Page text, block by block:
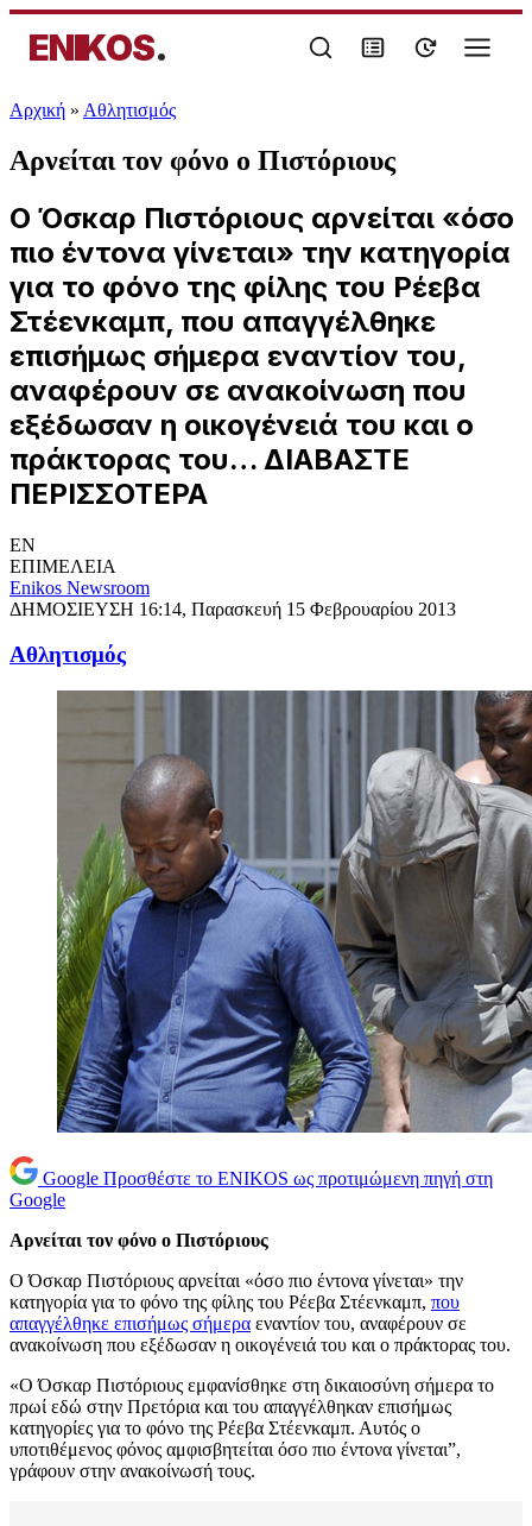
ENIKOS.
Αρχική » Αθλητισμός
Αρνείται τον φόνο ο Πιστόριους
Ο Όσκαρ Πιστόριους αρνείται «όσο
πιο έντονα γίνεται» την κατηγορία
για το φόνο της φίλης του Ρέεβα
Στέενκαμπ, που απαγγέλθηκε
επισήμως σήμερα εναντίον του,
αναφέρουν σε ανακοίνωση που
εξέδωσαν η οικογένειά του και ο
πράκτορας του… ΔΙΑΒΑΣΤΕ
ΠΕΡΙΣΣΟΤΕΡΑ
EN
ΕΠΙΜΕΛΕΙΑ
Enikos Newsroom
ΔΗΜΟΣΙΕΥΣΗ 16:14, Παρασκευή 15 Φεβρουαρίου 2013
Αθλητισμός
Google Προσθέστε το ENIKOS ως προτιμώμενη πηγή στη
Google
Αρνείται τον φόνο ο Πιστόριους
Ο Όσκαρ Πιστόριους αρνείται «όσο πιο έντονα γίνεται» την
κατηγορία για το φόνο της φίλης του Ρέεβα Στέενκαμπ, που
απαγγέλθηκε επισήμως σήμερα εναντίον του, αναφέρουν σε
ανακοίνωση που εξέδωσαν η οικογένειά του και ο πράκτορας του.
«Ο Όσκαρ Πιστόριους εμφανίσθηκε στη δικαιοσύνη σήμερα το
πρωί εδώ στην Πρετόρια και του απαγγέλθηκαν επισήμως
κατηγορίες για το φόνο της Ρέεβα Στέενκαμπ. Αυτός ο
υποτιθέμενος φόνος αμφισβητείται όσο πιο έντονα γίνεται”,
γράφουν στην ανακοίνωσή τους.